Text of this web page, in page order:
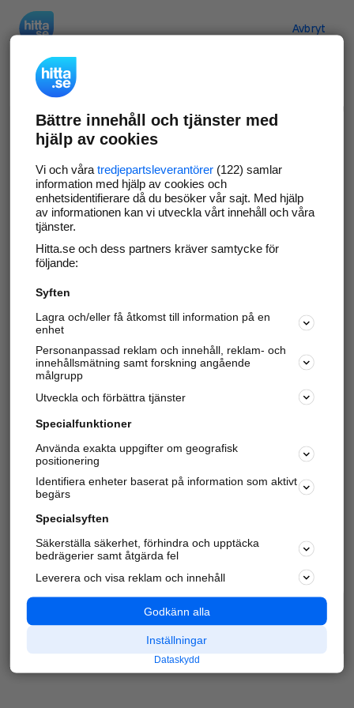
Avbryt
Verifiera ditt företag
Gör som 69 551företag
företagssida på hitta.se och syns bättre mot
kunder i ditt närområde. Helt kostnadsfritt.
Uppdatera din företagsinformation
Svara på och hantera dina omdömen
Har du redan verifierat ditt företag? Logga in
Varje vecka besöker du och4 miljoner
andra
härliga användare oss för att hitta rätt lokal
information om företag, privatpersoner och
platser.
Bättre innehåll och tjänster med
hjälp av cookies
Vi och våra tredjepartsleverantörer(122) samlar
information med hjälp av cookies och
enhetsidentifierare då du besöker vår sajt. Med hjälp
av informationen kan vi utveckla vårt innehåll och våra
tjänster.
Hitta.se och dess partners kräver samtycke för
följande:
Syften
Lagra och/eller få åtkomst till information på en
enhet
Personanpassad reklam och innehåll, reklam- och
innehållsmätning samt forskning angående
målgrupp
Utveckla och förbättra tjänster
Specialfunktioner
Använda exakta uppgifter om geografisk
positionering
Identifiera enheter baserat på information som aktivt
begärs
Specialsyften
Säkerställa säkerhet, förhindra och upptäcka
bedrägerier samt åtgärda fel
Leverera och visa reklam och innehåll
Godkänn alla
Inställningar
Dataskydd